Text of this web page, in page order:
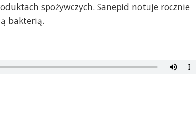
spożywczych. Sanepid notuje rocznie
bakterią.